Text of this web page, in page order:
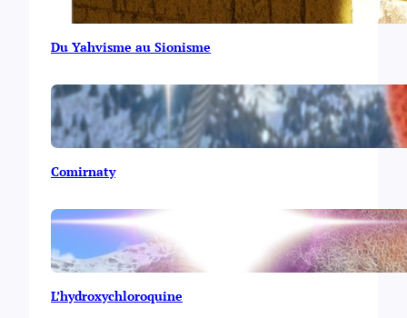
Du Yahvisme au Sionisme
Comirnaty
L’hydroxychloroquine